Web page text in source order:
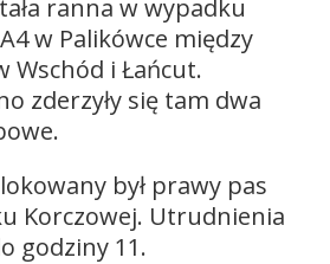
ranna w wypadku
w Palikówce między
Wschód i Łańcut.
zderzyły się tam dwa
był prawy pas
Korczowej. Utrudnienia
godziny 11.